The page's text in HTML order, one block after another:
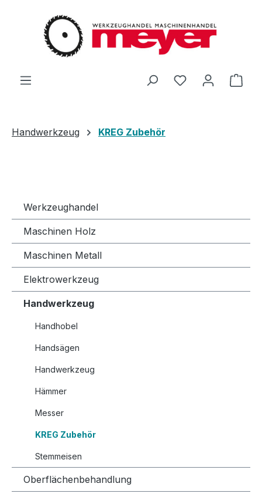
Zum Hauptinhalt springen
Du hast 0
Handwerkzeug KREG Zubehör
Werkzeughandel
Maschinen Holz
Maschinen Metall
Elektrowerkzeug
Handwerkzeug
Handhobel
Handsägen
Handwerkzeug
Hämmer
Messer
KREG Zubehör
Stemmeisen
Oberflächenbehandlung